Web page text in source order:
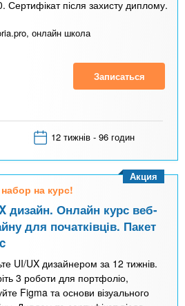
Сертифікат після захисту диплому.
онлайн школа
Записаться
12 тижнів - 96 годин
на курс!
дизайн. Онлайн курс веб-
для початківців. Пакет
UI/UX дизайнером за 12 тижнів.
3 роботи для портфоліо,
Figma та основи візуального
Акция